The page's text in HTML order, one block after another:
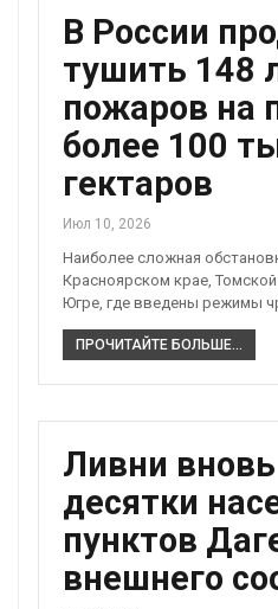
В России
тушить 148
пожаров на
более 100
гектаров
Июл 10, 2026
Наиболее сложная
Красноярском крае,
Югре, где введены режимы
ПРОЧИТАЙТЕ БОЛЬШЕ...
Ливни
десятки
пунктов
внешнего